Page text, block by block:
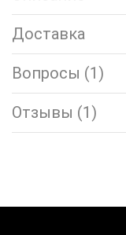
Доставка
Вопросы (1)
Отзывы (1)